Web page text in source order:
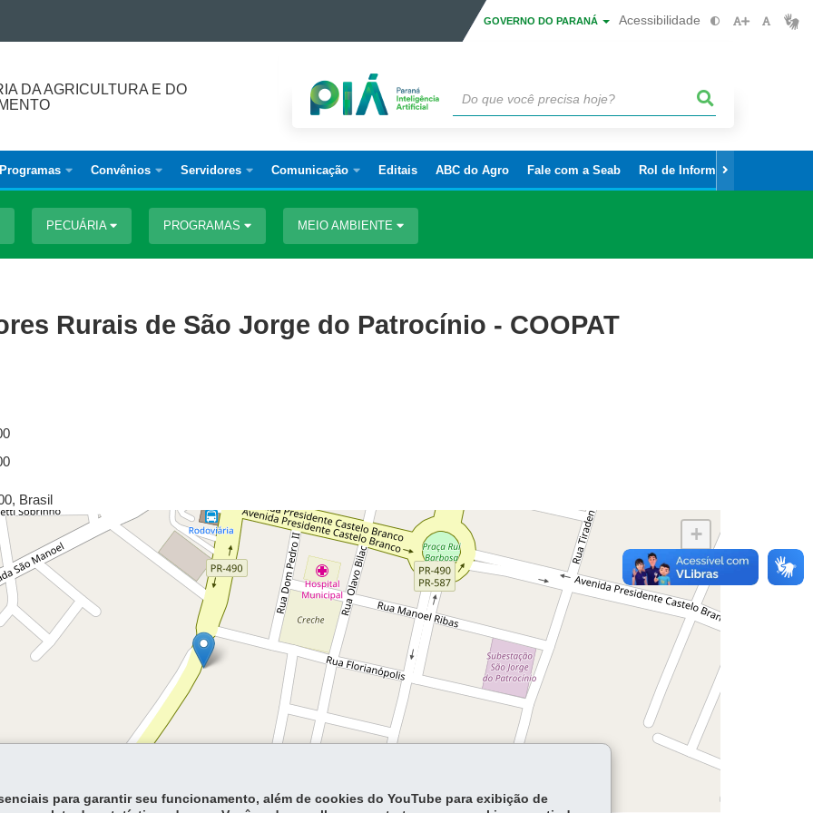
GOVERNO DO PARANÁ Acessibilidade
DA AGRICULTURA E DO
Programas Convênios Servidores Comunicação Editais ABC do Agro Fale com a Seab Rol de Informações Sigilosas
PECUÁRIA PROGRAMAS MEIO AMBIENTE
Rurais de São Jorge do Patrocínio - COOPAT
, Brasil
+
−
para garantir seu funcionamento, além de cookies do YouTube para exibição de